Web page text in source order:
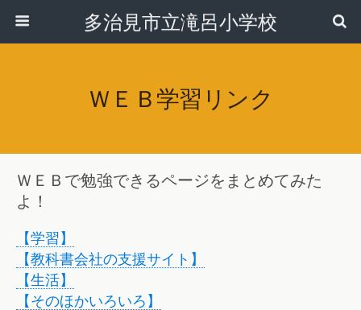
多治見市立滝呂小学校
ＷＥＢ学習リンク
ＷＥＢで勉強できるページをまとめてみた
よ！
【学習】
【教科書会社の支援サイト】
【生活】
【そのほかいろいろ】